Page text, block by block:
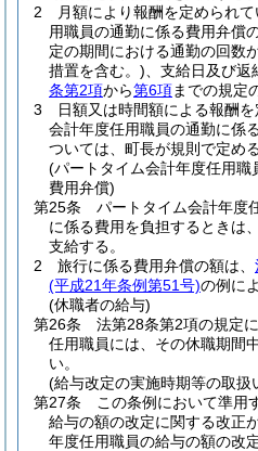
2
月額により報酬を定められ
用職員の通勤に係る費用弁償
定の期間における通勤の回数
措置を含む。) 、支給日及び返
条第2項から第6項までの規定
3
日額又は時間額による報酬
会計年度任用職員の通勤に係
ついては、町長が規則で定める
(パートタイム会計年度任用
費用弁償)
第25条
パートタイム会計年度
に係る費用を負担するときは
支給する。
2
旅行に係る費用弁償の額は、
(平成21年条例第51号)の例に
(休職者の給与)
第26条
法第28条第2項の規定
任用職員には、その休職期間
い。
(給与改定の実施時期等の取扱
第27条
この条例において準用
給与の額の改定に関する改正
年度任用職員の給与の額の改